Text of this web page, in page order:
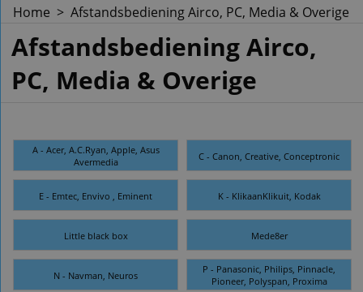
Home > Afstandsbediening Airco, PC, Media & Overige
Afstandsbediening Airco,
PC, Media & Overige
A - Acer, A.C.Ryan, Apple, Asus
Avermedia
C - Canon, Creative, Conceptronic
E - Emtec, Envivo , Eminent K - KlikaanKlikuit, Kodak
Little black box Mede8er
N - Navman, Neuros
P - Panasonic, Philips, Pinnacle,
Pioneer, Polyspan, Proxima